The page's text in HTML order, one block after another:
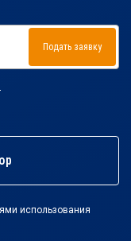
Подать заявку
использования